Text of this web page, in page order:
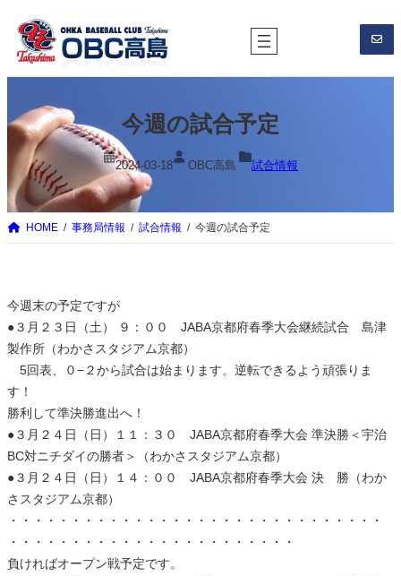
を
ス
ッ
今週の試合予定
2024-03-18 OBC高島 試合情報
HOME 事務局情報 試合情報 今週の試合予定
今週末の予定ですが
●３月２３日（土） ９：００ JABA京都府春季大会継続試合 島津
製作所（わかさスタジアム京都）
5回表、０−２から試合は始まります。逆転できるよう頑張りま
す！
勝利して準決勝進出へ！
●３月２４日（日）１１：３０ JABA京都府春季大会 準決勝＜宇治
BC対ニチダイの勝者＞（わかさスタジアム京都）
●３月２４日（日）１４：００ JABA京都府春季大会 決 勝（わか
さスタジアム京都）
・・・・・・・・・・・・・・・・・・・・・・・・・・・・・・
・・・・・・・・・・・・・・・・・・・・・・・
負ければオープン戦予定です。